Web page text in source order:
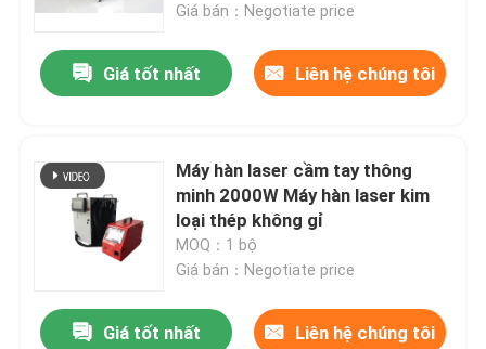
Giá bán：Negotiate price
Giá tốt nhất Liên hệ chúng tôi
Máy hàn laser cầm tay thông
minh 2000W Máy hàn laser kim
loại thép không gỉ
MOQ：1 bộ
Giá bán：Negotiate price
Giá tốt nhất Liên hệ chúng tôi